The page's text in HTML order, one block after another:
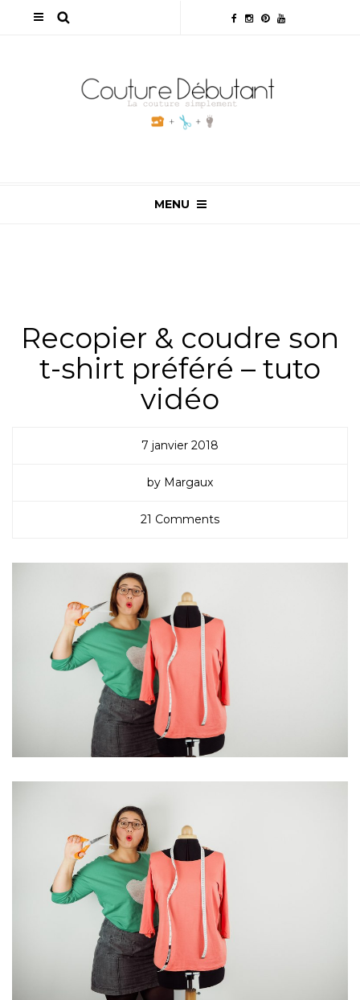
MENU
Recopier & coudre son
t-shirt préféré – tuto
vidéo
7 janvier 2018
by Margaux
21 Comments